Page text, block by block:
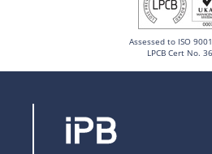
Assessed to ISO
LPCB Cert No.